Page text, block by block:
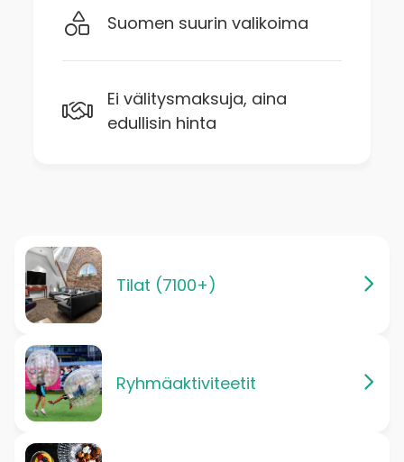
Suomen suurin valikoima
Ei välitysmaksuja, aina
edullisin hinta
Tilat (7100+)
Ryhmäaktiviteetit